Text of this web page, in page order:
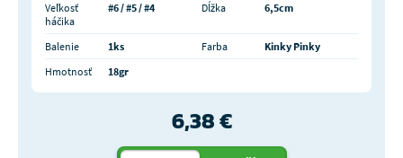
Veľkosť
háčika
#6 / #5 / #4 Dĺžka 6,5cm
Balenie 1ks Farba
Kinky Pinky
Hmotnosť
18gr
6,38 €